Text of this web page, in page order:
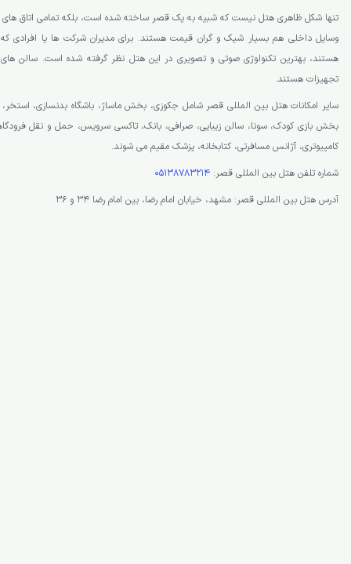
تنها شکل ظاهری هتل نیست که شبیه به یک قصر ساخته شده است، بلکه تمامی اتاق های
وسایل داخلی هم بسیار شیک و گران قیمت هستند. برای مدیران شرکت ها یا افرادی که
هستند، بهترین تکنولوژی صوتی و تصویری در این هتل نظر گرفته شده است. سالن های
تجهیزات هستند.
سایر امکانات هتل بین المللی قصر شامل جکوزی، بخش ماساژ، باشگاه بدنسازی، استخر،
بخش بازی کودک، سونا، سالن زیبایی، صرافی، بانک، تاکسی سرویس، حمل و نقل
کامپیوتری، آژانس مسافرتی، کتابخانه، پزشک مقیم می شوند.
شماره تلفن هتل بین المللی قصر: 05138783214
آدرس هتل بین المللی قصر: مشهد، خیابان امام رضا، بین امام رضا ۳۴ و ۳۶